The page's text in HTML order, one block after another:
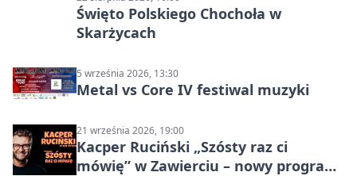
Święto Polskiego Chochoła w
Skarżycach
5 września 2026, 13:30
Metal vs Core IV festiwal muzyki
21 września 2026, 19:00
Kacper Ruciński „Szósty raz ci
mówię” w Zawierciu – nowy program